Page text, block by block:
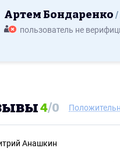
Артем Бондаренко
пользователь не
4/0
Анашкин